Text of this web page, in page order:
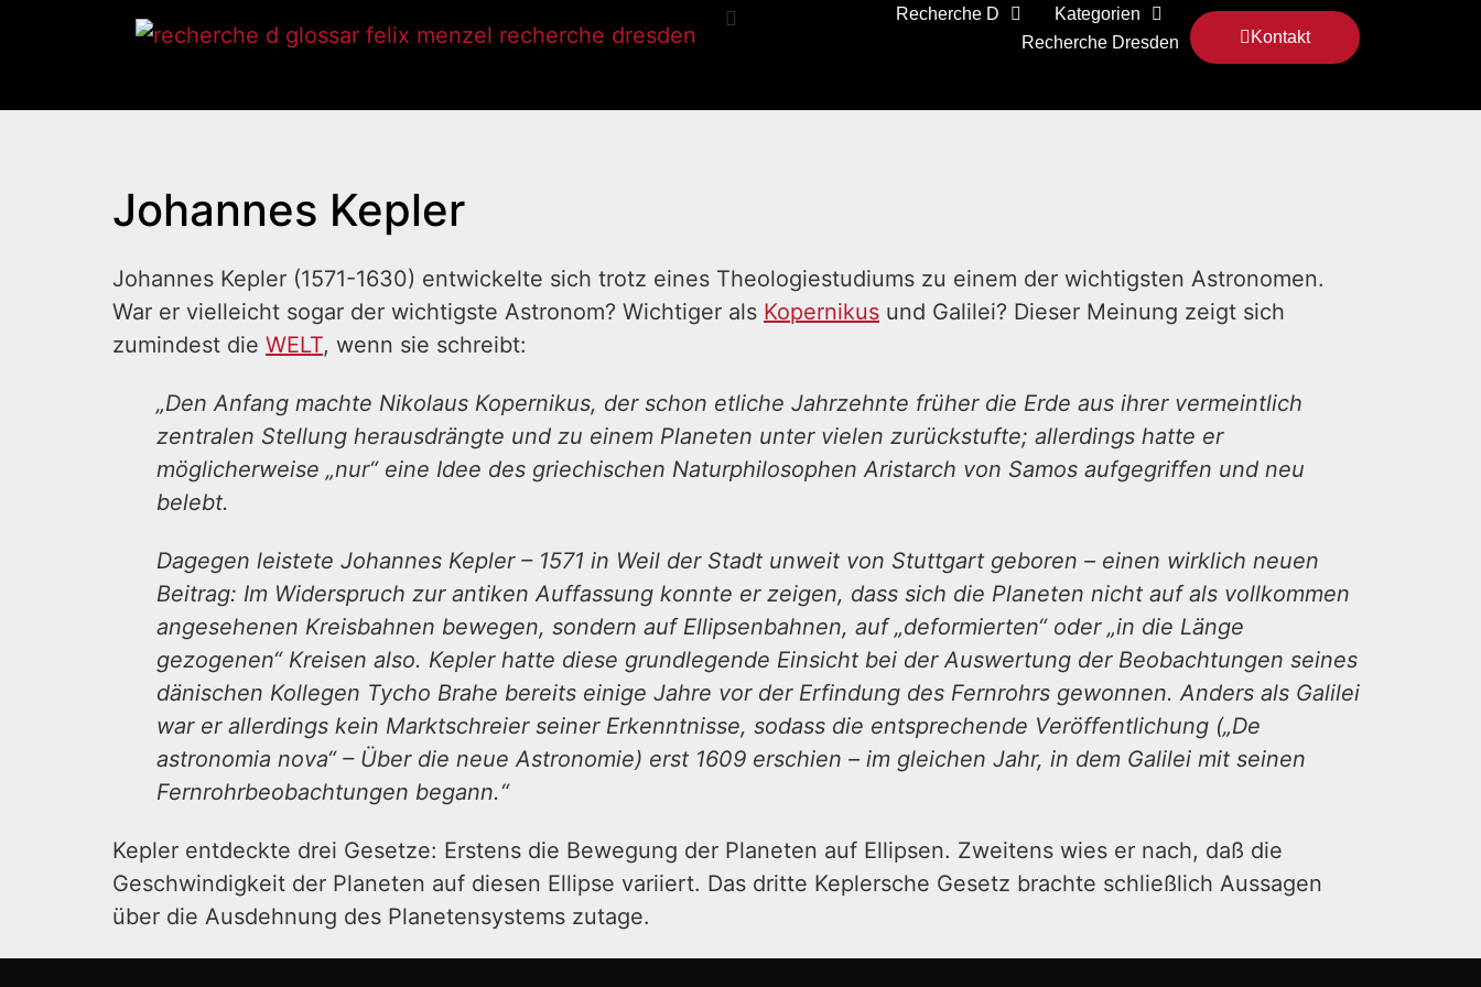
Kontakt
Recherche D
Kategorien
Recherche Dresden
Johannes Kepler
Johannes Kepler (1571-1630) entwickelte sich trotz eines Theologiestudiums zu einem der wichtigsten Astronomen.
War er vielleicht sogar der wichtigste Astronom? Wichtiger als Kopernikus und Galilei? Dieser Meinung zeigt sich
zumindest die WELT, wenn sie schreibt:
„Den Anfang machte Nikolaus Kopernikus, der schon etliche Jahrzehnte früher die Erde aus ihrer vermeintlich
zentralen Stellung herausdrängte und zu einem Planeten unter vielen zurückstufte; allerdings hatte er
möglicherweise „nur“ eine Idee des griechischen Naturphilosophen Aristarch von Samos aufgegriffen und neu
belebt.
Dagegen leistete Johannes Kepler – 1571 in Weil der Stadt unweit von Stuttgart geboren – einen wirklich neuen
Beitrag: Im Widerspruch zur antiken Auffassung konnte er zeigen, dass sich die Planeten nicht auf als vollkommen
angesehenen Kreisbahnen bewegen, sondern auf Ellipsenbahnen, auf „deformierten“ oder „in die Länge
gezogenen“ Kreisen also. Kepler hatte diese grundlegende Einsicht bei der Auswertung der Beobachtungen seines
dänischen Kollegen Tycho Brahe bereits einige Jahre vor der Erfindung des Fernrohrs gewonnen. Anders als Galilei
war er allerdings kein Marktschreier seiner Erkenntnisse, sodass die entsprechende Veröffentlichung („De
astronomia nova“ – Über die neue Astronomie) erst 1609 erschien – im gleichen Jahr, in dem Galilei mit seinen
Fernrohrbeobachtungen begann.“
Kepler entdeckte drei Gesetze: Erstens die Bewegung der Planeten auf Ellipsen. Zweitens wies er nach, daß die
Geschwindigkeit der Planeten auf diesen Ellipse variiert. Das dritte Keplersche Gesetz brachte schließlich Aussagen
über die Ausdehnung des Planetensystems zutage.